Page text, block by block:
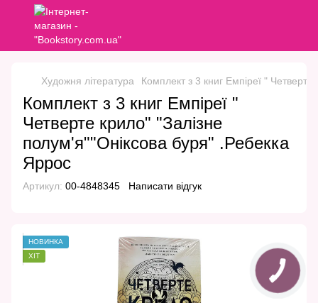
Художня література Комплект з 3 книг Емпіреї "
Комплект з 3 книг Емпіреї "
Четверте крило" "Залізне
полум'я""Оніксова буря" .Ребекка
Яррос
Артикул: 00-4848345 Написати відгук
НОВИНКА
ХІТ